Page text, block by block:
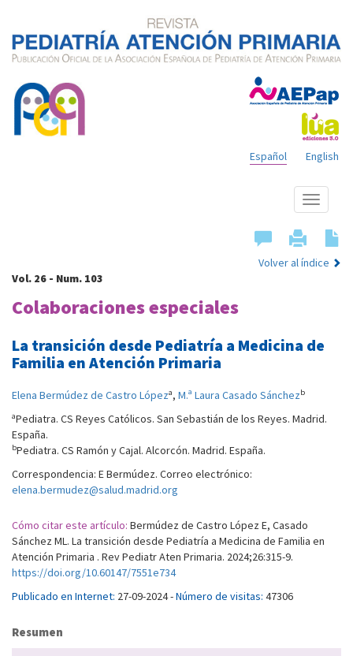
English
Español
Mostrar
menú
Volver al índice
Vol. 26 - Num. 103
Colaboraciones especiales
La transición desde Pediatría a Medicina de
Familia en Atención Primaria
Elena Bermúdez de Castro Lópeza, M.ª Laura Casado Sánchezb
aPediatra. CS Reyes Católicos. San Sebastián de los Reyes. Madrid.
España.
bPediatra. CS Ramón y Cajal. Alcorcón. Madrid. España.
Correspondencia: E Bermúdez. Correo electrónico:
elena.bermudez@salud.madrid.org
Cómo citar este artículo: Bermúdez de Castro López E, Casado
Sánchez ML. La transición desde Pediatría a Medicina de Familia en
Atención Primaria . Rev Pediatr Aten Primaria. 2024;26:315-9.
https://doi.org/10.60147/7551e734
Publicado en Internet: 27-09-2024 -Número de visitas: 47306
Resumen